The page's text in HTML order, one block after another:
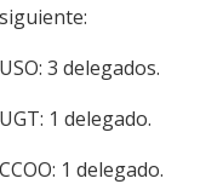
siguiente:
USO: 3 delegados.
UGT: 1 delegado.
CCOO: 1 delegado.